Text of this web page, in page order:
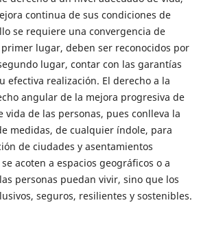
continua de sus condiciones de
se requiere una convergencia de
lugar, deben ser reconocidos por
lugar, contar con las garantías
efectiva realización. El derecho a la
angular de la mejora progresiva de
vida de las personas, pues conlleva la
medidas, de cualquier índole, para
de ciudades y asentamientos
acoten a espacios geográficos o a
personas puedan vivir, sino que los
seguros, resilientes y sostenibles.